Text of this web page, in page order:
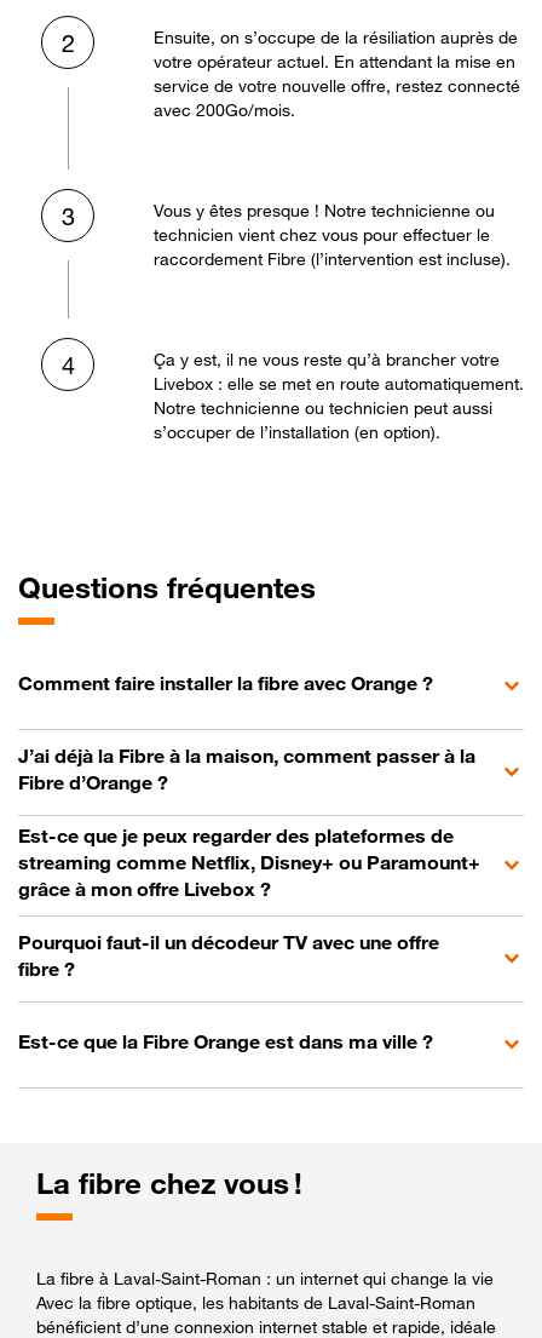
2
Ensuite, on s’occupe de la résiliation auprès de
votre opérateur actuel. En attendant la mise en
service de votre nouvelle offre, restez connecté
avec 200Go/mois.
3
Vous y êtes presque ! Notre technicienne ou
technicien vient chez vous pour effectuer le
raccordement Fibre (l’intervention est incluse).
4
Ça y est, il ne vous reste qu’à brancher votre
Livebox : elle se met en route automatiquement.
Notre technicienne ou technicien peut aussi
s’occuper de l’installation (en option).
Questions fréquentes
Comment faire installer la fibre avec Orange ?
J’ai déjà la Fibre à la maison, comment passer à la
Fibre d’Orange ?
Est-ce que je peux regarder des plateformes de
streaming comme Netflix, Disney+ ou Paramount+
grâce à mon offre Livebox ?
Pourquoi faut-il un décodeur TV avec une offre
fibre ?
Est-ce que la Fibre Orange est dans ma ville ?
La fibre chez vous !
La fibre à Laval-Saint-Roman : un internet qui change la vie
Avec la fibre optique, les habitants de Laval-Saint-Roman
bénéficient d’une connexion internet stable et rapide, idéale